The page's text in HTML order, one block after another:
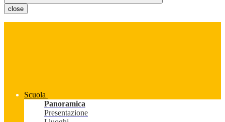
close
Scuola
Panoramica
Presentazione